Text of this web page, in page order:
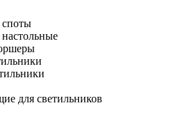
для светильников